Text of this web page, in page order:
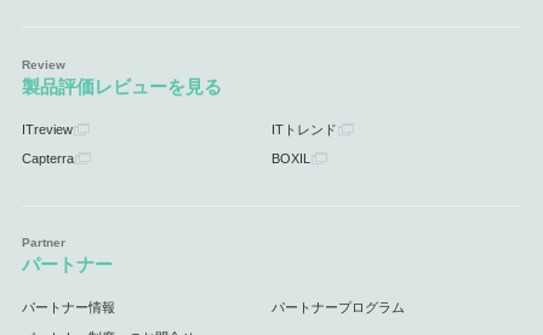
製品評価レビューを見る
ITreview ITトレンド
Capterra BOXIL
パートナー
パートナー情報 パートナープログラム